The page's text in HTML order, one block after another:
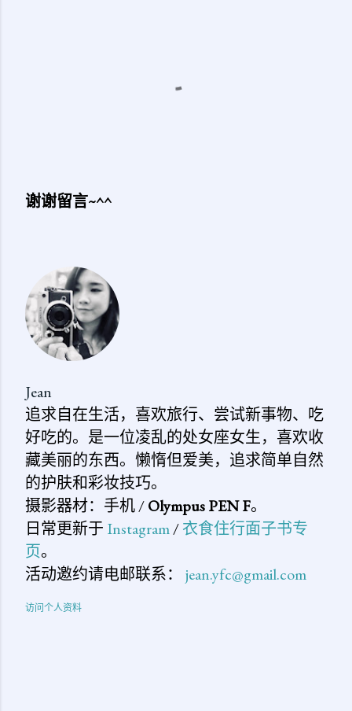
论
谢谢留言~^^
Jean
追求自在生活，喜欢旅行、尝试新事物、吃
好吃的。是一位凌乱的处女座女生，喜欢收
藏美丽的东西。懒惰但爱美，追求简单自然
的护肤和彩妆技巧。
摄影器材：手机 /Olympus PEN F。
日常更新于 Instagram/衣食住行面子书专
页。
活动邀约请电邮联系： jean.yfc@gmail.com
访问个人资料